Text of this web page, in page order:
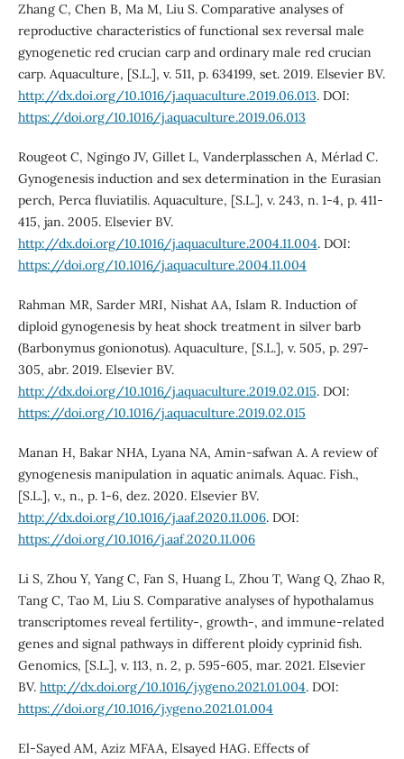
Zhang C, Chen B, Ma M, Liu S. Comparative analyses of
reproductive characteristics of functional sex reversal male
gynogenetic red crucian carp and ordinary male red crucian
carp. Aquaculture, [S.L.], v. 511, p. 634199, set. 2019. Elsevier BV.
http://dx.doi.org/10.1016/j.aquaculture.2019.06.013. DOI:
https://doi.org/10.1016/j.aquaculture.2019.06.013
Rougeot C, Ngingo JV, Gillet L, Vanderplasschen A, Mérlad C.
Gynogenesis induction and sex determination in the Eurasian
perch, Perca fluviatilis. Aquaculture, [S.L.], v. 243, n. 1-4, p. 411-
415, jan. 2005. Elsevier BV.
http://dx.doi.org/10.1016/j.aquaculture.2004.11.004. DOI:
https://doi.org/10.1016/j.aquaculture.2004.11.004
Rahman MR, Sarder MRI, Nishat AA, Islam R. Induction of
diploid gynogenesis by heat shock treatment in silver barb
(Barbonymus gonionotus). Aquaculture, [S.L.], v. 505, p. 297-
305, abr. 2019. Elsevier BV.
http://dx.doi.org/10.1016/j.aquaculture.2019.02.015. DOI:
https://doi.org/10.1016/j.aquaculture.2019.02.015
Manan H, Bakar NHA, Lyana NA, Amin-safwan A. A review of
gynogenesis manipulation in aquatic animals. Aquac. Fish.,
[S.L.], v., n., p. 1-6, dez. 2020. Elsevier BV.
http://dx.doi.org/10.1016/j.aaf.2020.11.006. DOI:
https://doi.org/10.1016/j.aaf.2020.11.006
Li S, Zhou Y, Yang C, Fan S, Huang L, Zhou T, Wang Q, Zhao R,
Tang C, Tao M, Liu S. Comparative analyses of hypothalamus
transcriptomes reveal fertility-, growth-, and immune-related
genes and signal pathways in different ploidy cyprinid fish.
Genomics, [S.L.], v. 113, n. 2, p. 595-605, mar. 2021. Elsevier
BV. http://dx.doi.org/10.1016/j.ygeno.2021.01.004. DOI:
https://doi.org/10.1016/j.ygeno.2021.01.004
El-Sayed AM, Aziz MFAA, Elsayed HAG. Effects of